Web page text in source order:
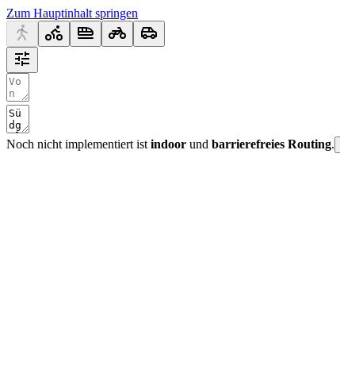
Zum Hauptinhalt springen
Noch nicht implementiert ist indoor und barrierefreies Routing.